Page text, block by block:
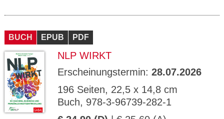
BUCH EPUB PDF
NLP WIRKT
Erscheinungstermin: 28.07.2026
196 Seiten, 22,5 x 14,8 cm
Buch, 978-3-96739-282-1